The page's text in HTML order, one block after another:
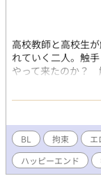
高校教師と高校生
れていく二人。触
やって来たのか？
生徒の禁断の愛の
げる！ 登場生物 安
触手 ？歳/ 自衛官
リスタに初版掲載
2021/09/28 と思っ
コピーしようかな
ました！ 2020/03/
BL 拘束 エ
ハッピーエンド